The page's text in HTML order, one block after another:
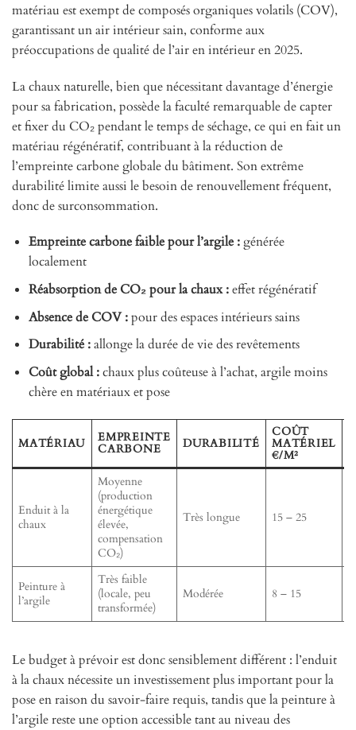
matériau est exempt de composés organiques volatils (COV),
garantissant un air intérieur sain, conforme aux
préoccupations de qualité de l’air en intérieur en 2025.
La chaux naturelle, bien que nécessitant davantage d’énergie
pour sa fabrication, possède la faculté remarquable de capter
et fixer du CO₂ pendant le temps de séchage, ce qui en fait un
matériau régénératif, contribuant à la réduction de
l’empreinte carbone globale du bâtiment. Son extrême
durabilité limite aussi le besoin de renouvellement fréquent,
donc de surconsommation.
Empreinte carbone faible pour l’argile :générée
localement
Réabsorption de CO₂ pour la chaux :effet régénératif
Absence de COV :pour des espaces intérieurs sains
Durabilité :allonge la durée de vie des revêtements
Coût global :chaux plus coûteuse à l’achat, argile moins
chère en matériaux et pose
MATÉRIAU EMPREINTE
CARBONE DURABILITÉ
COÛT
MATÉRIEL
€/M²
Enduit à la
chaux
Moyenne
(production
énergétique
élevée,
compensation
CO₂)
Très longue 15 – 25
Peinture à
l’argile
Très faible
(locale, peu
transformée)
Modérée 8 – 15
Le budget à prévoir est donc sensiblement différent : l’enduit
à la chaux nécessite un investissement plus important pour la
pose en raison du savoir-faire requis, tandis que la peinture à
l’argile reste une option accessible tant au niveau des